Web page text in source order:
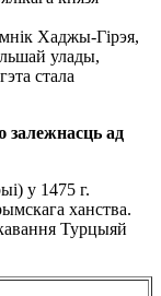
Хаджы-Гірэя,
улады,
стала
залежнасць ад
у 1475 г.
ханства.
Турцыяй